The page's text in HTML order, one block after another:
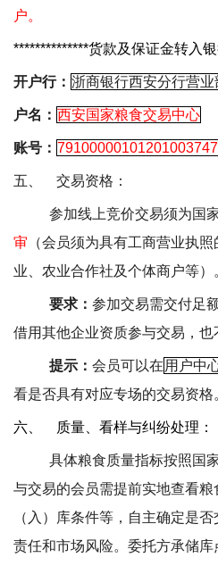
户。
**************货款及保证金转入
开户行： 浙商银行西安分行营业
户名： 西安国家粮食交易中心
账号：
五、 交易资格：
参加线上竞价交易须为国
审 （会员须为具有工商营业执
业、农业合作社及个体商户等）
要求： 参加交易需交付足
借用其他企业资质参与交易，也
提示： 会员可以在 用户中
看是否具有对应专场的交易资格
六、 质量、看样与纠纷处理：
具体粮食质量指标按照国
与交易的会员需提前实地查看
（入）库条件等，自主确定是
责任和市场风险。委托方承储